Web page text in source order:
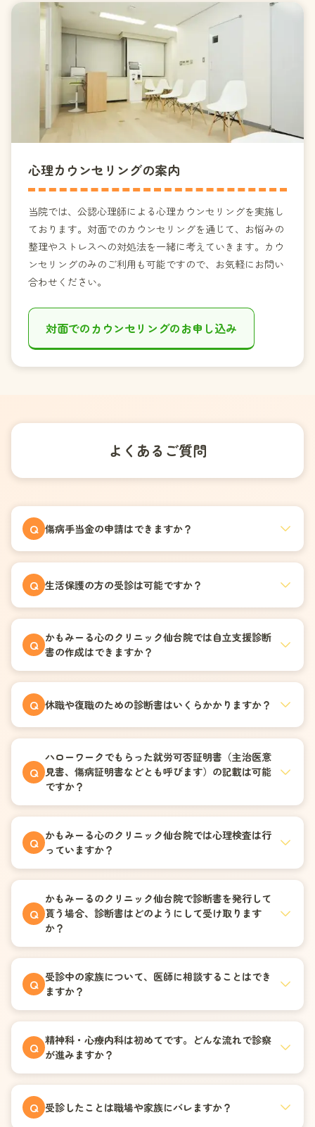
心理カウンセリングの案内
当院では、公認心理師による心理カウンセリングを実施し
ております。対面でのカウンセリングを通じて、お悩みの
整理やストレスへの対処法を一緒に考えていきます。カウ
ンセリングのみのご利用も可能ですので、お気軽にお問い
合わせください。
対面でのカウンセリングのお申し込み
よくあるご質問
Q 傷病手当金の申請はできますか？
Q 生活保護の方の受診は可能ですか？
Q かもみーる心のクリニック仙台院では自立支援診断
書の作成はできますか？
Q 休職や復職のための診断書はいくらかかりますか？
Q
ハローワークでもらった就労可否証明書（主治医意
見書、傷病証明書などとも呼びます）の記載は可能
ですか？
Q かもみーる心のクリニック仙台院では心理検査は行
っていますか？
Q
かもみーるのクリニック仙台院で診断書を発行して
貰う場合、診断書はどのようにして受け取ります
か？
Q 受診中の家族について、医師に相談することはでき
ますか？
Q 精神科・心療内科は初めてです。どんな流れで診察
が進みますか？
Q 受診したことは職場や家族にバレますか？